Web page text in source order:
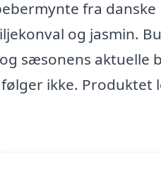
fra
og jasmin.
sæsonens aktuelle
ikke. Produktet